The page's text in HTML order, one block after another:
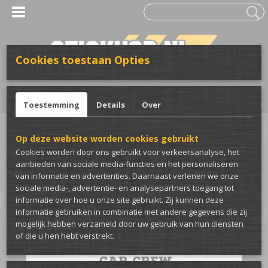
Inloggen Registreren
(0)
Home >Club merch>The Asian Car Crew>The Asian Car Crew sticker
Cookies toestaan Opties
Toestemming Details Over
Op deze website worden cookies gebruikt
Cookies worden door ons gebruikt voor verkeersanalyse, het
aanbieden van sociale media-functies en het personaliseren
van informatie en advertenties. Daarnaast verlenen we onze
sociale media-, advertentie- en analysepartners toegang tot
informatie over hoe u onze site gebruikt. Zij kunnen deze
informatie gebruiken in combinatie met andere gegevens die zij
mogelijk hebben verzameld door uw gebruik van hun diensten
of die u hen hebt verstrekt.